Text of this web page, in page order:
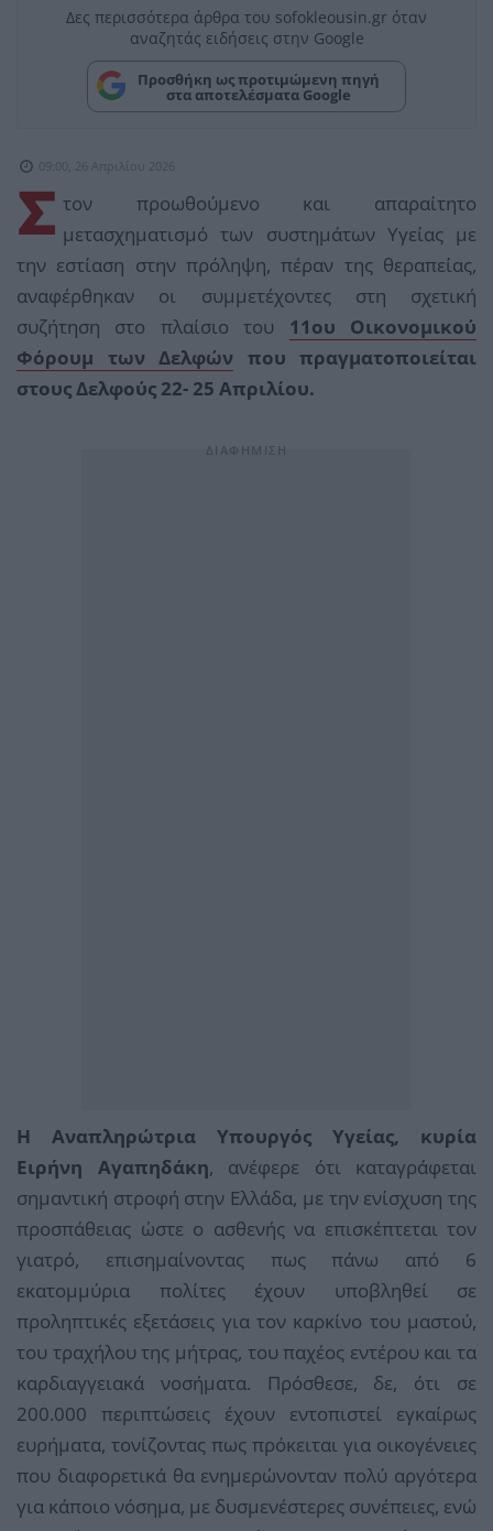
Δες περισσότερα άρθρα του sofokleousin.gr όταν
αναζητάς ειδήσεις στην Google
Προσθήκη ως προτιμώμενη πηγή
στα αποτελέσματα Google
09:00, 26 Απριλίου 2026
Σ τον προωθούμενο και απαραίτητο
μετασχηματισμό των συστημάτων Υγείας με
την εστίαση στην πρόληψη, πέραν της θεραπείας,
αναφέρθηκαν οι συμμετέχοντες στη σχετική
συζήτηση στο πλαίσιο του 11oυ Οικονομικού
Φόρουμ των Δελφών που πραγματοποιείται
στους Δελφούς 22- 25 Απριλίου.
Η Αναπληρώτρια Υπουργός Υγείας, κυρία
Ειρήνη Αγαπηδάκη, ανέφερε ότι καταγράφεται
σημαντική στροφή στην Ελλάδα, με την ενίσχυση της
προσπάθειας ώστε ο ασθενής να επισκέπτεται τον
γιατρό, επισημαίνοντας πως πάνω από 6
εκατομμύρια πολίτες έχουν υποβληθεί σε
προληπτικές εξετάσεις για τον καρκίνο του μαστού,
του τραχήλου της μήτρας, του παχέος εντέρου και τα
καρδιαγγειακά νοσήματα. Πρόσθεσε, δε, ότι σε
200.000 περιπτώσεις έχουν εντοπιστεί εγκαίρως
ευρήματα, τονίζοντας πως πρόκειται για οικογένειες
που διαφορετικά θα ενημερώνονταν πολύ αργότερα
για κάποιο νόσημα, με δυσμενέστερες συνέπειες, ενώ